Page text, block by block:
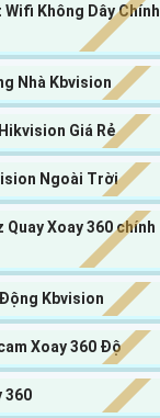
Wifi Không Dây Chính
Nhà Kbvision
Giá Rẻ
Ngoài Trời
Quay Xoay 360 chính
Kbvision
Xoay 360 Độ
360